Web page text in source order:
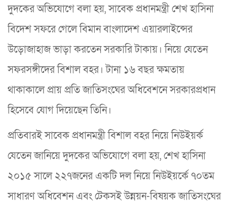
দুদকের অভিযোগে বলা হয়, সাবেক প্রধানমন্ত্রী শেখ হাসিনা
বিদেশ সফরে গেলে বিমান বাংলাদেশ এয়ারলাইন্সের
উড়োজাহাজ ভাড়া করতেন সরকারি টাকায়। নিয়ে যেতেন
সফরসঙ্গীদের বিশাল বহর। টানা ১৬ বছর ক্ষমতায়
থাকাকালে প্রায় প্রতি জাতিসংঘের অধিবেশনে সরকারপ্রধান
হিসেবে যোগ দিয়েছেন তিনি।
প্রতিবারই সাবেক প্রধানমন্ত্রী বিশাল বহর নিয়ে নিউইয়র্ক
যেতেন জানিয়ে দুদকের অভিযোগে বলা হয়, শেখ হাসিনা
২০১৫ সালে ২২৭জনের একটি দল নিয়ে নিউইয়র্কে ৭০তম
সাধারণ অধিবেশন এবং টেকসই উন্নয়ন-বিষয়ক জাতিসংঘের